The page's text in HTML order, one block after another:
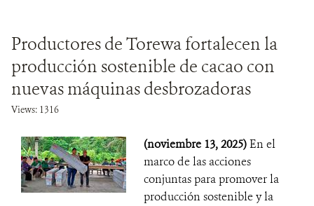
Productores de Torewa fortalecen la
producción sostenible de cacao con
nuevas máquinas desbrozadoras
Views: 1316
(noviembre 13, 2025)En el
marco de las acciones
conjuntas para promover la
producción sostenible y la